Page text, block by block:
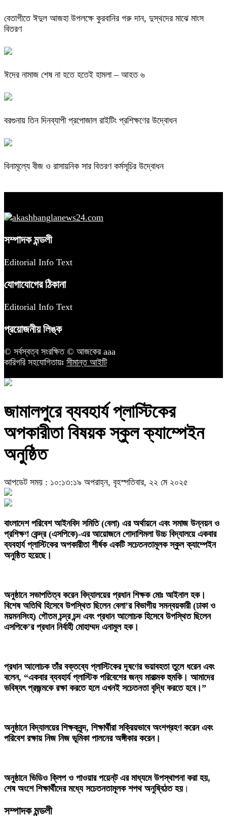
বেতাগীতে ঈদুল আজহা উপলক্ষে কুরবানির গরু দান, দুস্থদের মাঝে মাংস
বিতরণ
ঈদের নামাজ শেষ না হতে হতেই হামলা – আহত ৬
বরগুনায় তিন দিনব্যাপী প্রপোজাল রাইটিং প্রশিক্ষণের উদ্বোধন
বিনামূল্যে বীজ ও রাসায়নিক সার বিতরণ কর্মসূচির উদ্বোধন
সম্পাদক মন্ডলী
Editorial Info Text
যোগাযোগের ঠিকানা
Editorial Info Text
প্রয়োজনীয় লিঙ্ক
© সর্বস্বত্ব সংরক্ষিত © আজকের aaa
কারিগরি সহযোগিতায়ঃ সীমান্ত আইটি
জামালপুরে ব্যবহার্য প্লাস্টিকের
অপকারীতা বিষয়ক স্কুল ক্যাম্পেইন
অনুষ্ঠিত
আপডেট সময় : ১০:১৩:১৯ অপরাহ্ন, বৃহস্পতিবার, ২২ মে ২০২৫
বাংলাদেশ পরিবেশ আইনবিদ সমিতি (বেলা) এর অর্থায়নে এবং সমাজ উন্নয়ন ও
প্রশিক্ষণ কেন্দ্র (এসপিকে)-এর আয়োজনে গোদাশিমলা উচ্চ বিদ্যালয়ে একবার
ব্যবহার্য প্লাস্টিকের অপকারীতা শীর্ষক একটি সচেতনতামূলক স্কুল ক্যাম্পেইন
অনুষ্ঠিত হয়েছে।
অনুষ্ঠানে সভাপতিত্ব করেন বিদ্যালয়ের প্রধান শিক্ষক মোঃ আইনাল হক।
বিশেষ অতিথি হিসেবে উপস্থিত ছিলেন বেলা’র বিভাগীয় সমন্বয়কারী (ঢাকা ও
ময়মনসিংহ) গৌতম চন্দ্র চন্দ এবং প্রধান আলোচক হিসেবে উপস্থিত ছিলেন
এসপিকে’র প্রধান নির্বাহী মোহাম্মদ এনামুল হক।
প্রধান আলোচক তাঁর বক্তব্যে প্লাস্টিকের দূষণের ভয়াবহতা তুলে ধরেন এবং
বলেন, “একবার ব্যবহার্য প্লাস্টিক পরিবেশের জন্য মারাত্মক হুমকি। আমাদের
ভবিষ্যৎ প্রজন্মকে রক্ষা করতে হলে এখনই সচেতনতা বৃদ্ধি করতে হবে।”
অনুষ্ঠানে বিদ্যালয়ের শিক্ষকবৃন্দ, শিক্ষার্থীরা সক্রিয়ভাবে অংশগ্রহণ করেন এবং
পরিবেশ রক্ষায় নিজ নিজ ভূমিকা পালনের অঙ্গীকার করেন।
অনুষ্ঠানে ভিডিও ক্লিপ ও পাওয়ার পয়েন্‌ট এর মাধ্যমে উপস্থাপনা করা হয়,
শেষ অংশে শিক্ষার্থীদের মধ্যে সচেতনতামূলক শপথ অনুষ্বিঠত হয়।
সম্পাদক মন্ডলী